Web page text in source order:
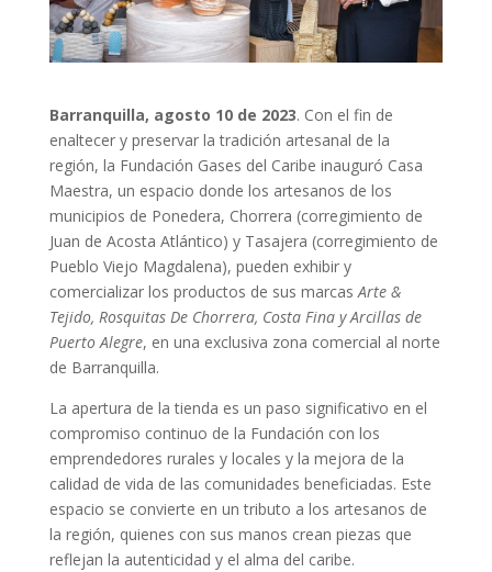
Barranquilla, agosto 10 de 2023. Con el fin de
enaltecer y preservar la tradición artesanal de la
región, la Fundación Gases del Caribe inauguró Casa
Maestra, un espacio donde los artesanos de los
municipios de Ponedera, Chorrera (corregimiento de
Juan de Acosta Atlántico) y Tasajera (corregimiento de
Pueblo Viejo Magdalena), pueden exhibir y
comercializar los productos de sus marcas Arte &
Tejido, Rosquitas De Chorrera, Costa Fina y Arcillas de
Puerto Alegre, en una exclusiva zona comercial al norte
de Barranquilla.
La apertura de la tienda es un paso significativo en el
compromiso continuo de la Fundación con los
emprendedores rurales y locales y la mejora de la
calidad de vida de las comunidades beneficiadas. Este
espacio se convierte en un tributo a los artesanos de
la región, quienes con sus manos crean piezas que
reflejan la autenticidad y el alma del caribe.